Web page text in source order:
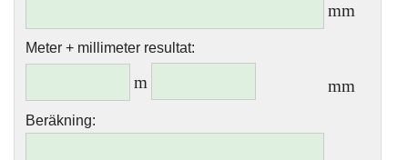
mm
Meter + millimeter resultat:
m mm
Beräkning: